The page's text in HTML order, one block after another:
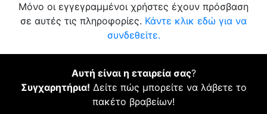
Μόνο οι εγγεγραμμένοι χρήστες έχουν πρόσβαση
σε αυτές τις πληροφορίες. Κάντε κλικ εδώ για να
συνδεθείτε.
Αυτή είναι η εταιρεία σας?
Συγχαρητήρια! Δείτε πώς μπορείτε να λάβετε το
πακέτο βραβείων!